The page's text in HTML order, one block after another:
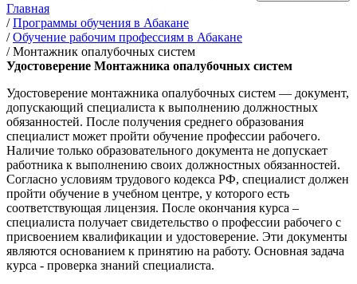
Главная
/Программы обучения в Абакане
/Обучение рабочим профессиям в Абакане
/Монтажник опалубочных систем
Удостоверение Монтажника опалубочных систем
Удостоверение монтажника опалубочных систем — документ,
допускающий специалиста к выполнению должностных
обязанностей. После получения среднего образования
специалист может пройти обучение профессии рабочего.
Наличие только образовательного документа не допускает
работника к выполнению своих должностных обязанностей.
Согласно условиям трудового кодекса РФ, специалист должен
пройти обучение в учебном центре, у которого есть
соответствующая лицензия. После окончания курса –
специалиста получает свидетельство о профессии рабочего с
присвоением квалификации и удостоверение. Эти документы
являются основанием к принятию на работу. Основная задача
курса - проверка знаний специалиста.